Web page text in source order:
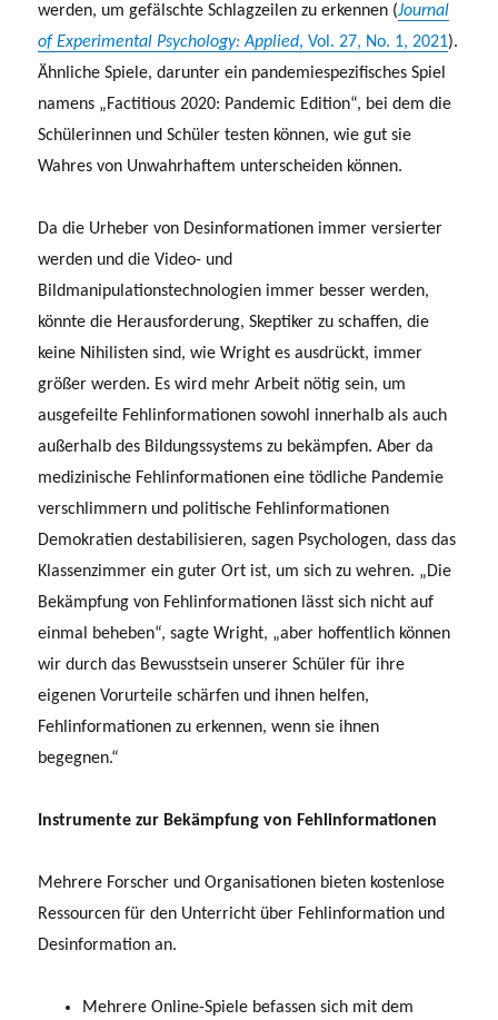
werden, um gefälschte Schlagzeilen zu erkennen (Journal
of Experimental Psychology: Applied, Vol. 27, No. 1, 2021).
Ähnliche Spiele, darunter ein pandemiespezifisches Spiel
namens „Factitious 2020: Pandemic Edition“, bei dem die
Schülerinnen und Schüler testen können, wie gut sie
Wahres von Unwahrhaftem unterscheiden können.
Da die Urheber von Desinformationen immer versierter
werden und die Video- und
Bildmanipulationstechnologien immer besser werden,
könnte die Herausforderung, Skeptiker zu schaffen, die
keine Nihilisten sind, wie Wright es ausdrückt, immer
größer werden. Es wird mehr Arbeit nötig sein, um
ausgefeilte Fehlinformationen sowohl innerhalb als auch
außerhalb des Bildungssystems zu bekämpfen. Aber da
medizinische Fehlinformationen eine tödliche Pandemie
verschlimmern und politische Fehlinformationen
Demokratien destabilisieren, sagen Psychologen, dass das
Klassenzimmer ein guter Ort ist, um sich zu wehren. „Die
Bekämpfung von Fehlinformationen lässt sich nicht auf
einmal beheben“, sagte Wright, „aber hoffentlich können
wir durch das Bewusstsein unserer Schüler für ihre
eigenen Vorurteile schärfen und ihnen helfen,
Fehlinformationen zu erkennen, wenn sie ihnen
begegnen.“
Instrumente zur Bekämpfung von Fehlinformationen
Mehrere Forscher und Organisationen bieten kostenlose
Ressourcen für den Unterricht über Fehlinformation und
Desinformation an.
Mehrere Online-Spiele befassen sich mit dem